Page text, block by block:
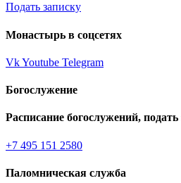
Подать записку
Монастырь в соцсетях
VkYoutube Telegram
Богослужение
Расписание богослужений,
+7 495 151 2580
Паломническая служба